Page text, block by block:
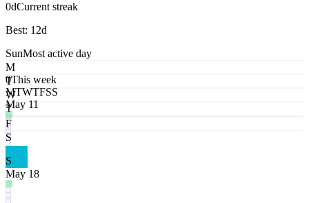
0dCurrent streak
Best: 12d
SunMost active day
M
T
W
T
F
S
S
0This week
MTWTFSS
May 11
May 18